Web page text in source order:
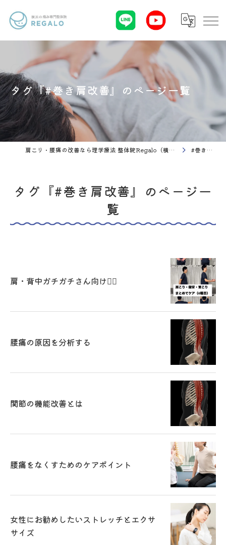
タグ『#巻き肩改善』のページ一覧
肩こり・腰痛の改善なら理学療法 整体院Regalo（横浜市神奈川区白楽駅） #巻き肩改善
タグ『#巻き肩改善』のページ一
覧
肩・背中ガチガチさん向け🧘‍♂️
腰痛の原因を分析する
関節の機能改善とは
腰痛をなくすためのケアポイント
女性にお勧めしたいストレッチとエクサ
サイズ